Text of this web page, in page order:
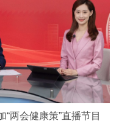
两会健康策”直播节目